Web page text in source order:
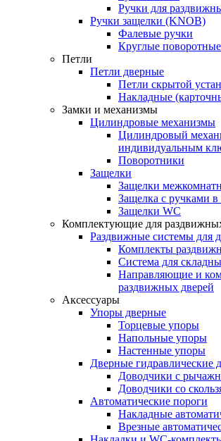
Ручки для
Ручки защелки (KNOB)
Фалевые ручки
Круглые
Петли
Петли дверные
Петли скрытой
Накладные
Замки и механизмы
Цилиндровые механизмы
Цилиндровый
индивидуальным
Поворотники
Защелки
Защелки
Защелка с ручками в
Защелки WC
Комплектующие для
Раздвижные системы для
Комплекты
Система для
Направляющие и
раздвижных дверей
Аксессуары
Упоры дверные
Торцевые упоры
Напольные упоры
Настенные упоры
Дверные гидравлические
Доводчики с
Доводчики со
Автоматические пороги
Накладные
Врезные